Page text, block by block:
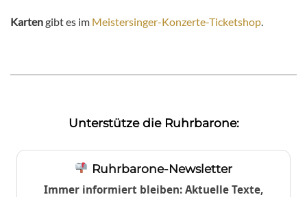
Kartengibt es im Meistersinger-Konzerte-Ticketshop
Unterstütze die Ruhrbarone:
Ruhrbarone-Newsletter
Immer informiert bleiben: Aktuelle Texte,